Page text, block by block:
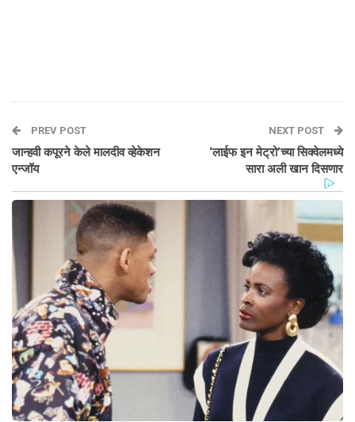
PREV POST
जान्हवी कपूरने केले मालदीव व्हेकेशन
एन्जॉय
NEXT POST
‘लाईफ इन मेट्रो’च्या सिक्वेलमध्ये
सारा अली खान दिसणार